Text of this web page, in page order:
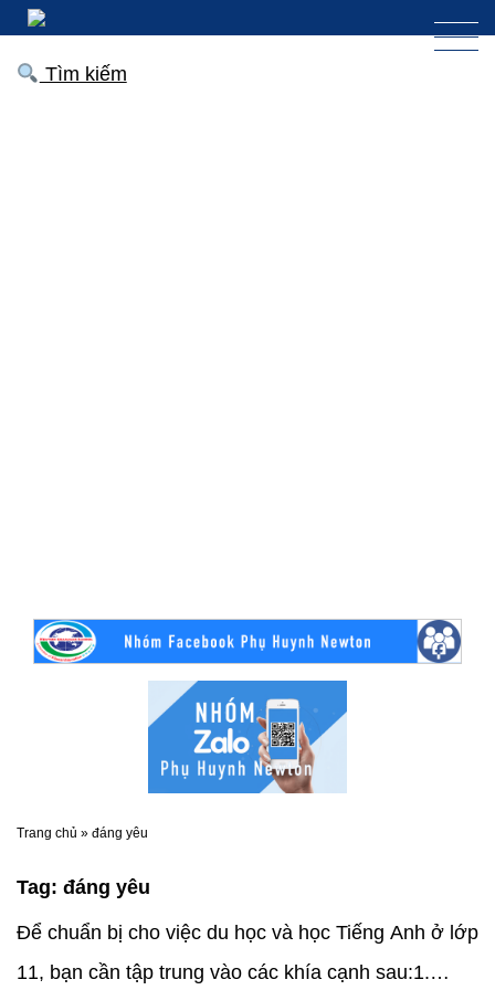
Tìm kiếm
Trang chủ » đáng yêu
Tag: đáng yêu
Để chuẩn bị cho việc du học và học Tiếng Anh ở lớp
11, bạn cần tập trung vào các khía cạnh sau:1.